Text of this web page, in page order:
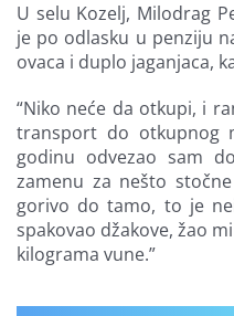
U selu Kozelj, Milodrag
je po odlasku u penziju
ovaca i duplo jaganjaca,
“Niko neće da otkupi, i
transport do otkupnog
godinu odvezao sam
zamenu za nešto
gorivo do tamo, to je
spakovao džakove, žao
kilograma vune.”